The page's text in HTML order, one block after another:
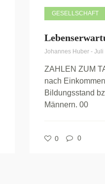
GESELLSCHAFT
Johannes Huber - Juli
ZAHLEN ZUM
nach
Bildungsstand
Männern. 00
0 0